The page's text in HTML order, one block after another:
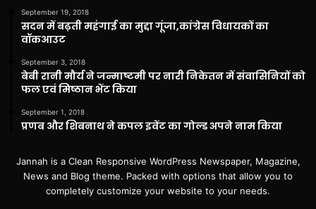
September 19, 2018
सदन में बढ़ती महंगाई का मुद्दा गूंजा,कांग्रेस विधायकों का
वॉकआउट
September 3, 2018
बेबी रानी मौर्य ने जन्माष्टमी पर नारी निकेतन में संवासिनियों को
फल एवं मिष्ठान भेंट किया
September 1, 2018
प्रणब और शिबनाथ ने कपल इवेंट का गोल्ड अपने नाम किया
Jannah is a Clean Responsive WordPress Newspaper, Magazine,
News and Blog theme. Packed with options that allow you to
completely customize your website to your needs.